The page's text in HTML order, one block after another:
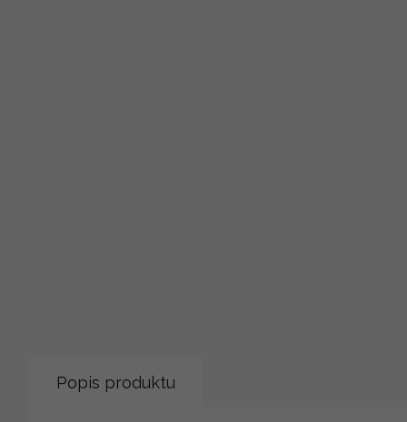
Popis produktu